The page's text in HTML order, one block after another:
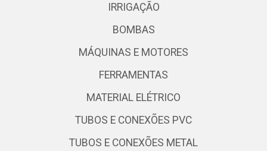
IRRIGAÇÃO
BOMBAS
MÁQUINAS E MOTORES
FERRAMENTAS
MATERIAL ELÉTRICO
TUBOS E CONEXÕES PVC
TUBOS E CONEXÕES METAL